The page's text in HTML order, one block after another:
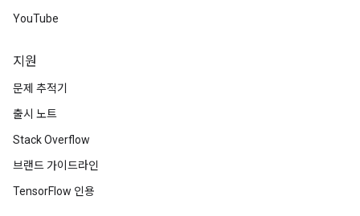
YouTube
지원
문제 추적기
출시 노트
Stack Overflow
브랜드 가이드라인
TensorFlow 인용